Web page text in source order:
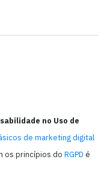
no Uso de
de marketing digital
os princípios do RGPD é